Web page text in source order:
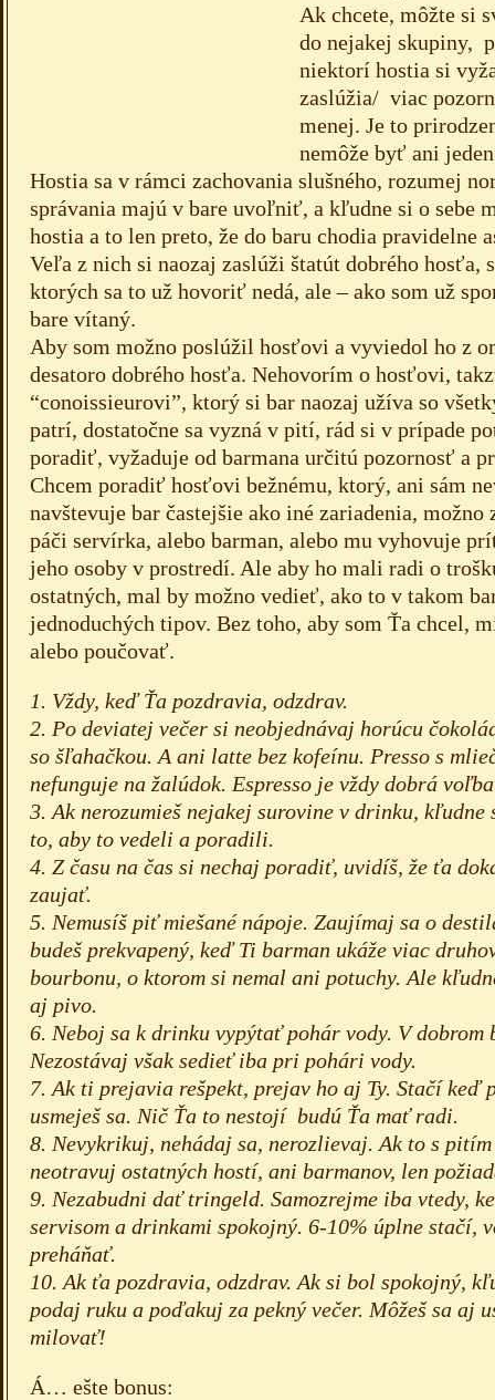
Ak chcete, môžte si
do nejakej skupiny,
niektorí hostia si
zaslúžia/ viac
menej. Je to
nemôže byť ani
Hostia sa v rámci zachovania slušného, rozumej
správania majú v bare uvoľniť, a kľudne si o sebe
hostia a to len preto, že do baru chodia pravidelne
Veľa z nich si naozaj zaslúži štatút dobrého hosťa,
ktorých sa to už hovoriť nedá, ale – ako som už
bare vítaný.
Aby som možno poslúžil hosťovi a vyviedol ho z
desatoro dobrého hosťa. Nehovorím o hosťovi,
“conoissieurovi”, ktorý si bar naozaj užíva so
patrí, dostatočne sa vyzná v pití, rád si v prípade
poradiť, vyžaduje od barmana určitú pozornosť a
Chcem poradiť hosťovi bežnému, ktorý, ani sám
navštevuje bar častejšie ako iné zariadenia, možno
páči servírka, alebo barman, alebo mu vyhovuje
jeho osoby v prostredí. Ale aby ho mali radi o
ostatných, mal by možno vedieť, ako to v takom
jednoduchých tipov. Bez toho, aby som Ťa chcel,
alebo poučovať.
1. Vždy, keď Ťa pozdravia, odzdrav.
2. Po deviatej večer si neobjednávaj horúcu
so šľahačkou. A ani latte bez kofeínu. Presso s
nefunguje na žalúdok. Espresso je vždy dobrá
3. Ak nerozumieš nejakej surovine v drinku, kľudne
to, aby to vedeli a poradili.
4. Z času na čas si nechaj poradiť, uvidíš, že ťa
zaujať.
5. Nemusíš piť miešané nápoje. Zaujímaj sa o
budeš prekvapený, keď Ti barman ukáže viac
bourbonu, o ktorom si nemal ani potuchy. Ale
aj pivo.
6. Neboj sa k drinku vypýtať pohár vody. V dobrom
Nezostávaj však sedieť iba pri pohári vody.
7. Ak ti prejavia rešpekt, prejav ho aj Ty. Stačí keď
usmeješ sa. Nič Ťa to nestojí budú Ťa mať radi.
8. Nevykrikuj, nehádaj sa, nerozlievaj. Ak to s pitím
neotravuj ostatných hostí, ani barmanov, len
9. Nezabudni dať tringeld. Samozrejme iba vtedy,
servisom a drinkami spokojný. 6-10% úplne stačí,
preháňať.
10. Ak ťa pozdravia, odzdrav. Ak si bol spokojný,
podaj ruku a poďakuj za pekný večer. Môžeš sa aj
milovať!
Á… ešte bonus: